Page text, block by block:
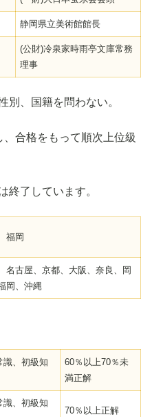
静岡県立美術館館長
(公財)冷泉家時雨亭文庫常務
理事
別、国籍を問わない。
合格をもって順次上位級
終了しています。
福岡
名古屋、京都、大阪、奈良、岡
岡、沖縄
識、初級知
60％以上70％未
満正解
識、初級知
70％以上正解